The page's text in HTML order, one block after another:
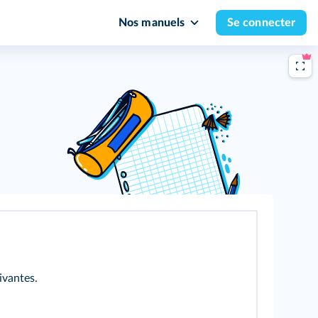
Nos manuels Se connecter